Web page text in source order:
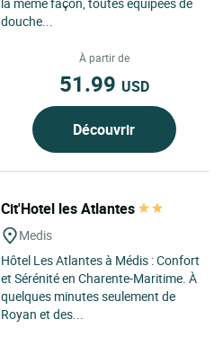
douche...
À partir de
51.99 USD
Découvrir
Cit'Hotel les Atlantes
Medis
Hôtel Les Atlantes à Médis : Confort
et Sérénité en Charente-Maritime. À
quelques minutes seulement de
Royan et des...